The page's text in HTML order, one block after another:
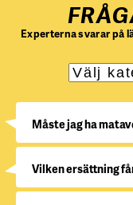
Experterna svarar på
Måste jag ha
Vilken ersättning